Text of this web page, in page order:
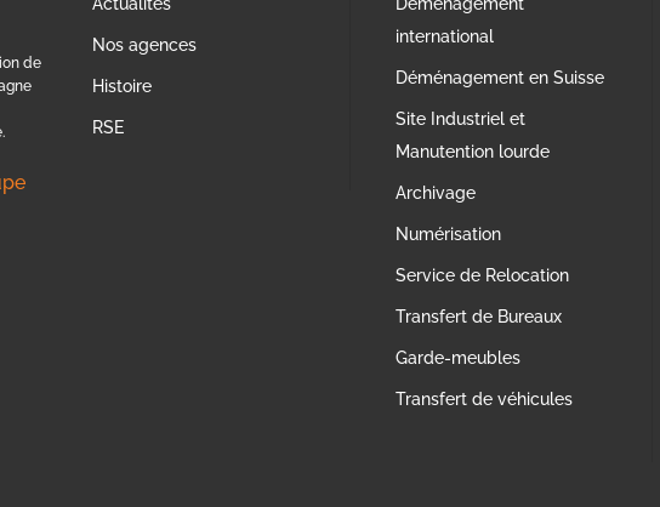
de
Nos agences
Histoire
RSE
international
Déménagement en Suisse
Site Industriel et
Manutention lourde
Archivage
Numérisation
Service de Relocation
Transfert de Bureaux
Garde-meubles
Transfert de véhicules